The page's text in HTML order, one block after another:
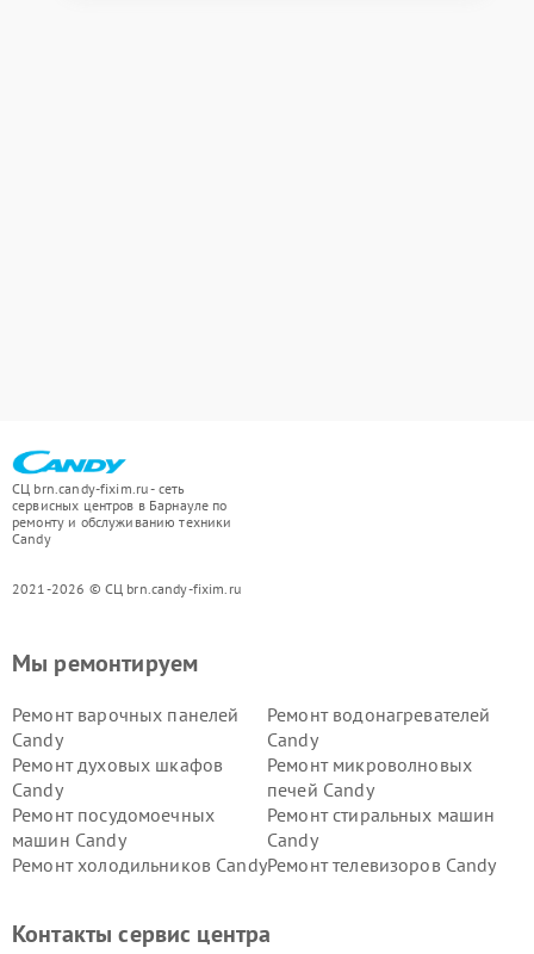
СЦ brn.candy-fixim.ru - сеть
сервисных центров в Барнауле по
ремонту и обслуживанию техники
Candy
2021-2026 © СЦ brn.candy-fixim.ru
Мы ремонтируем
Ремонт варочных панелей
Candy
Ремонт водонагревателей
Candy
Ремонт духовых шкафов
Candy
Ремонт микроволновых
печей Candy
Ремонт посудомоечных
машин Candy
Ремонт стиральных машин
Candy
Ремонт холодильников CandyРемонт телевизоров Candy
Контакты сервис центра